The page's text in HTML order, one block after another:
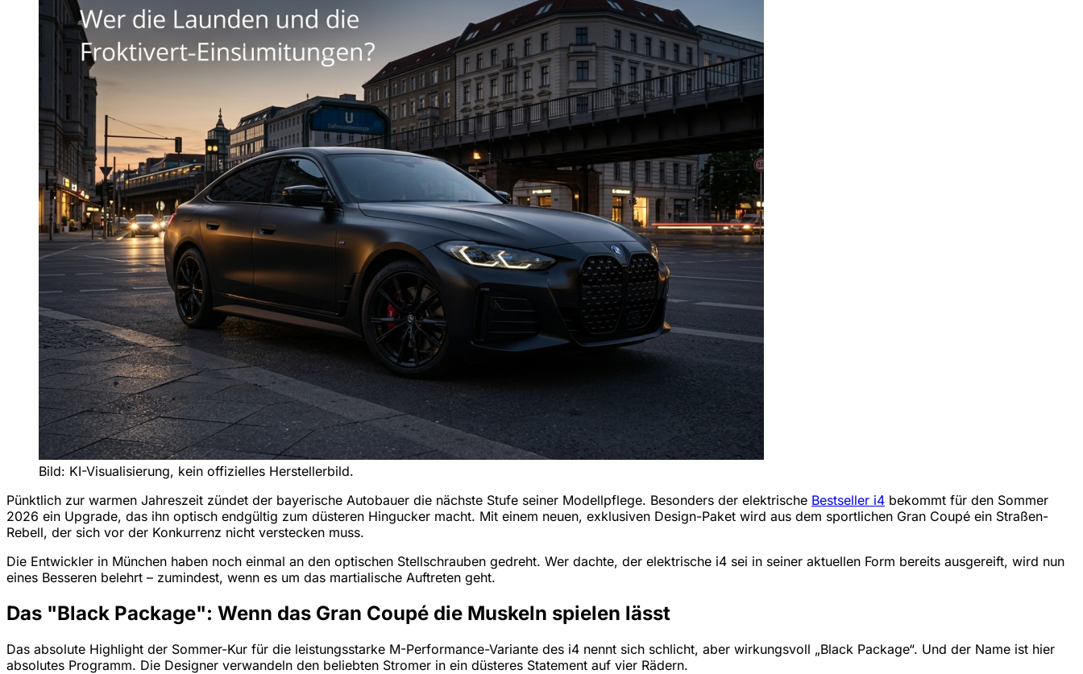
Bild: KI-Visualisierung, kein offizielles Herstellerbild.
Pünktlich zur warmen Jahreszeit zündet der bayerische Autobauer die nächste Stufe seiner Modellpflege. Besonders der elektrische Bestseller i4 bekommt für den Sommer
2026 ein Upgrade, das ihn optisch endgültig zum düsteren Hingucker macht. Mit einem neuen, exklusiven Design-Paket wird aus dem sportlichen Gran Coupé ein Straßen-
Rebell, der sich vor der Konkurrenz nicht verstecken muss.
Die Entwickler in München haben noch einmal an den optischen Stellschrauben gedreht. Wer dachte, der elektrische i4 sei in seiner aktuellen Form bereits ausgereift, wird nun
eines Besseren belehrt – zumindest, wenn es um das martialische Auftreten geht.
Das "Black Package": Wenn das Gran Coupé die Muskeln spielen lässt
Das absolute Highlight der Sommer-Kur für die leistungsstarke M-Performance-Variante des i4 nennt sich schlicht, aber wirkungsvoll „Black Package“. Und der Name ist hier
absolutes Programm. Die Designer verwandeln den beliebten Stromer in ein düsteres Statement auf vier Rädern.